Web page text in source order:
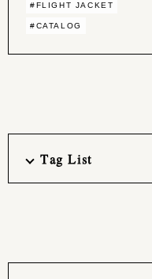
#FLIGHT JACKET
#CATALOG
Tag List